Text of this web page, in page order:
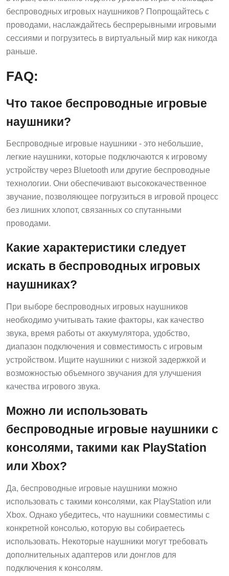
беспроводных игровых наушников? Попрощайтесь с
проводами, наслаждайтесь беспрерывными игровыми
сессиями и погрузитесь в виртуальный мир как никогда
раньше.
FAQ:
Что такое беспроводные игровые
наушники?
Беспроводные игровые наушники - это небольшие,
легкие наушники, которые подключаются к игровому
устройству через Bluetooth или другие беспроводные
технологии. Они обеспечивают высококачественное
звучание, позволяющее погрузиться в игровой процесс
без лишних хлопот, связанных со спутанными
проводами.
Какие характеристики следует
искать в беспроводных игровых
наушниках?
При выборе беспроводных игровых наушников
необходимо учитывать такие факторы, как качество
звука, время работы от аккумулятора, удобство,
диапазон подключения и совместимость с игровым
устройством. Ищите наушники с низкой задержкой и
возможностью объемного звучания для улучшения
качества игрового звука.
Можно ли использовать
беспроводные игровые наушники с
консолями, такими как PlayStation
или Xbox?
Да, беспроводные игровые наушники можно
использовать с такими консолями, как PlayStation или
Xbox. Однако убедитесь, что наушники совместимы с
конкретной консолью, которую вы собираетесь
использовать. Некоторые наушники могут требовать
дополнительных адаптеров или донглов для
подключения к консолям.